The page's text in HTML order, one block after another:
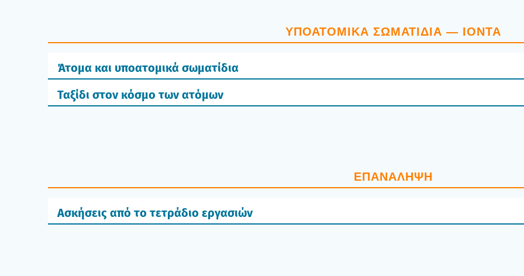
ΥΠΟ­Α­ΤΟ­ΜΙ­ΚΆ ΣΩΜΑ­ΤΊ­ΔΙΑ — ΙΌΝΤΑ
Άτομα και υποατομικά σωματίδια
Ταξίδι στον κόσμο των ατόμων
ΕΠΑ­ΝΆ­ΛΗ­ΨΗ
Ασκήσεις από το τετράδιο εργασιών